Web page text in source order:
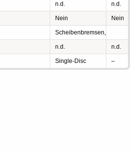
n.d. n.d.
Nein Nein
Scheibenbremsen,
n.d. n.d.
Single-Disc –